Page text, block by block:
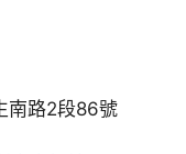
南路2段86號